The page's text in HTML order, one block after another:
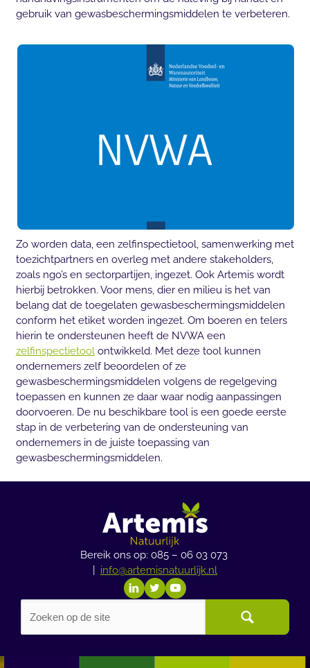
gebruik van gewasbeschermingsmiddelen te verbeteren.
Zo worden data, een zelfinspectietool, samenwerking met
toezichtpartners en overleg met andere stakeholders,
zoals ngo’s en sectorpartijen, ingezet. Ook Artemis wordt
hierbij betrokken. Voor mens, dier en milieu is het van
belang dat de toegelaten gewasbeschermingsmiddelen
conform het etiket worden ingezet. Om boeren en telers
hierin te ondersteunen heeft de NVWA een
zelfinspectietool ontwikkeld. Met deze tool kunnen
ondernemers zelf beoordelen of ze
gewasbeschermingsmiddelen volgens de regelgeving
toepassen en kunnen ze daar waar nodig aanpassingen
doorvoeren. De nu beschikbare tool is een goede eerste
stap in de verbetering van de ondersteuning van
ondernemers in de juiste toepassing van
gewasbeschermingsmiddelen.
Bereik ons op: 085 – 06 03 073
info@artemisnatuurlijk.nl